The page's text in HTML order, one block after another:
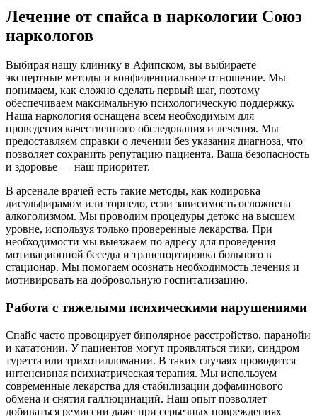
Лечение от спайса в наркологии Союз
наркологов
Выбирая нашу клинику в Афипском, вы выбираете
экспертные методы и конфиденциальное отношение. Мы
понимаем, как сложно сделать первый шаг, поэтому
обеспечиваем максимальную психологическую поддержку.
Наша наркология оснащена всем необходимым для
проведения качественного обследования и лечения. Мы
предоставляем справки о лечении без указания диагноза, что
позволяет сохранить репутацию пациента. Ваша безопасность
и здоровье — наш приоритет.
В арсенале врачей есть такие методы, как кодировка
дисульфирамом или торпедо, если зависимость осложнена
алкоголизмом. Мы проводим процедуры детокс на высшем
уровне, используя только проверенные лекарства. При
необходимости мы выезжаем по адресу для проведения
мотивационной беседы и транспортировка больного в
стационар. Мы помогаем осознать необходимость лечения и
мотивировать на добровольную госпитализацию.
Работа с тяжелыми психическими нарушениями
Спайс часто провоцирует биполярное расстройство, паранойи
и кататонии. У пациентов могут проявляться тики, синдром
туретта или трихотилломании. В таких случаях проводится
интенсивная психиатрическая терапия. Мы используем
современные лекарства для стабилизации дофаминового
обмена и снятия галлюцинаций. Наш опыт позволяет
добиваться ремиссии даже при серьезных повреждениях